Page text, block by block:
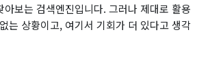
아보는 검색엔진입니다. 그러나 제대로 활용
는 상황이고, 여기서 기회가 더 있다고 생각